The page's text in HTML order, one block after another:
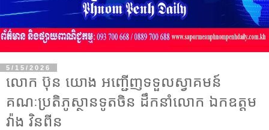
5/15/2026
លោក ប៊ុន យោង អញ្ជើញទទួលស្វាគមន៍
គណៈប្រតិភូស្ថានទូតចិន ដឹកនាំលោក ឯកឧត្តម
វ៉ាង វិនពីន